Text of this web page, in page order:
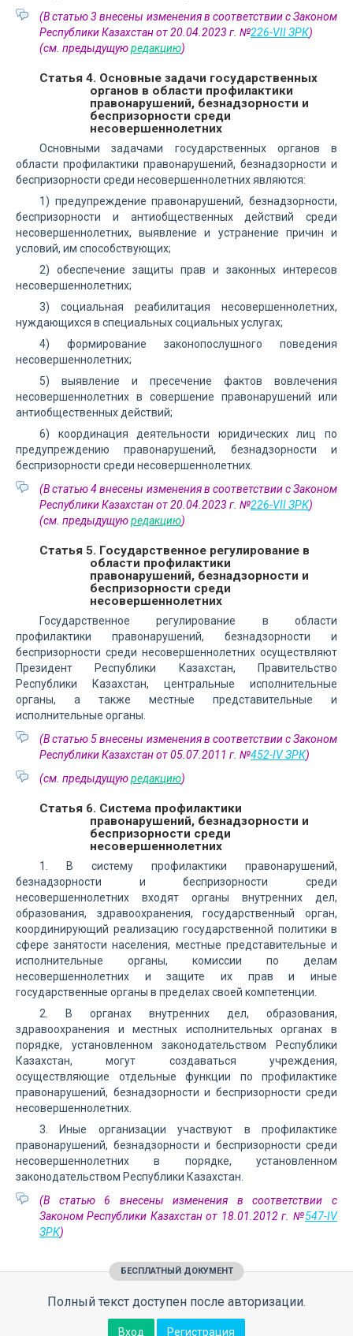
(В статью 3 внесены изменения в соответствии с Законом
Республики Казахстан от 20.04.2023 г. №226-VII ЗРК)
(см. предыдущуюредакцию)
Статья 4. Основные задачи государственных
органов в области профилактики
правонарушений, безнадзорности и
беспризорности среди
несовершеннолетних
Основными задачами государственных органов в
области профилактики правонарушений, безнадзорности и
беспризорности среди несовершеннолетних являются:
1) предупреждение правонарушений, безнадзорности,
беспризорности и антиобщественных действий среди
несовершеннолетних, выявление и устранение причин и
условий, им способствующих;
2) обеспечение защиты прав и законных интересов
несовершеннолетних;
3) социальная реабилитация несовершеннолетних,
нуждающихся в специальных социальных услугах;
4) формирование законопослушного поведения
несовершеннолетних;
5) выявление и пресечение фактов вовлечения
несовершеннолетних в совершение правонарушений или
антиобщественных действий;
6) координация деятельности юридических лиц по
предупреждению правонарушений, безнадзорности и
беспризорности среди несовершеннолетних.
(В статью 4 внесены изменения в соответствии с Законом
Республики Казахстан от 20.04.2023 г. №226-VII ЗРК)
(см. предыдущуюредакцию)
Статья 5. Государственное регулирование в
области профилактики
правонарушений, безнадзорности и
беспризорности среди
несовершеннолетних
Государственное регулирование в области
профилактики правонарушений, безнадзорности и
беспризорности среди несовершеннолетних осуществляют
Президент Республики Казахстан, Правительство
Республики Казахстан, центральные исполнительные
органы, а также местные представительные и
исполнительные органы.
(В статью 5 внесены изменения в соответствии с Законом
Республики Казахстан от 05.07.2011 г. №452-IV ЗРК)
(см. предыдущуюредакцию)
Статья 6. Система профилактики
правонарушений, безнадзорности и
беспризорности среди
несовершеннолетних
1. В систему профилактики правонарушений,
безнадзорности и беспризорности среди
несовершеннолетних входят органы внутренних дел,
образования, здравоохранения, государственный орган,
координирующий реализацию государственной политики в
сфере занятости населения, местные представительные и
исполнительные органы, комиссии по делам
несовершеннолетних и защите их прав и иные
государственные органы в пределах своей компетенции.
2. В органах внутренних дел, образования,
здравоохранения и местных исполнительных органах в
порядке, установленном законодательством Республики
Казахстан, могут создаваться учреждения,
осуществляющие отдельные функции по профилактике
правонарушений, безнадзорности и беспризорности среди
несовершеннолетних.
3. Иные организации участвуют в профилактике
правонарушений, безнадзорности и беспризорности среди
несовершеннолетних в порядке, установленном
законодательством Республики Казахстан.
(В статью 6 внесены изменения в соответствии с
Законом Республики Казахстан от 18.01.2012 г. №547-IV
ЗРК)
БЕСПЛАТНЫЙ ДОКУМЕНТ
Полный текст доступен после авторизации.
Вход Регистрация